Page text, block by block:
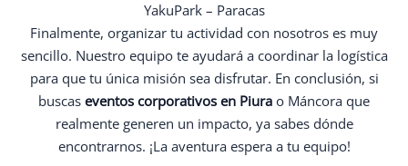
YakuPark – Paracas
Finalmente, organizar tu actividad con nosotros es muy
sencillo. Nuestro equipo te ayudará a coordinar la logística
para que tu única misión sea disfrutar. En conclusión, si
buscas eventos corporativos en Piura o Máncora que
realmente generen un impacto, ya sabes dónde
encontrarnos. ¡La aventura espera a tu equipo!